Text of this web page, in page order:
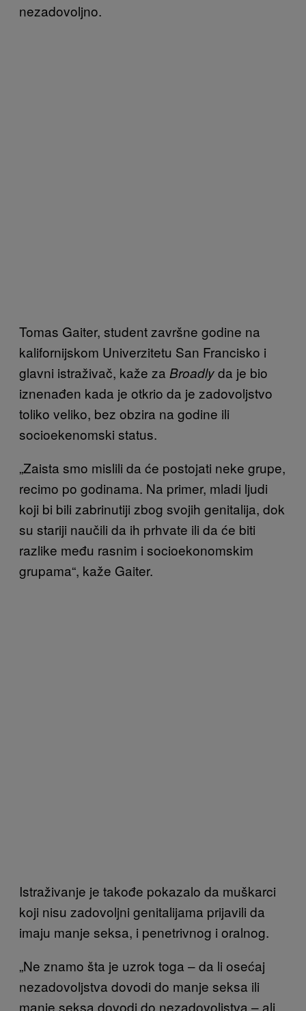
nezadovoljno.
Tomas Gaiter, student završne godine na
kalifornijskom Univerzitetu San Francisko i
glavni istraživač, kaže za Broadlyda je bio
iznenađen kada je otkrio da je zadovoljstvo
toliko veliko, bez obzira na godine ili
socioekenomski status.
„Zaista smo mislili da će postojati neke grupe,
recimo po godinama. Na primer, mladi ljudi
koji bi bili zabrinutiji zbog svojih genitalija, dok
su stariji naučili da ih prhvate ili da će biti
razlike među rasnim i socioekonomskim
grupama“, kaže Gaiter.
Istraživanje je takođe pokazalo da muškarci
koji nisu zadovoljni genitalijama prijavili da
imaju manje seksa, i penetrivnog i oralnog.
„Ne znamo šta je uzrok toga – da li osećaj
nezadovoljstva dovodi do manje seksa ili
manje seksa dovodi do nezadovoljstva – ali